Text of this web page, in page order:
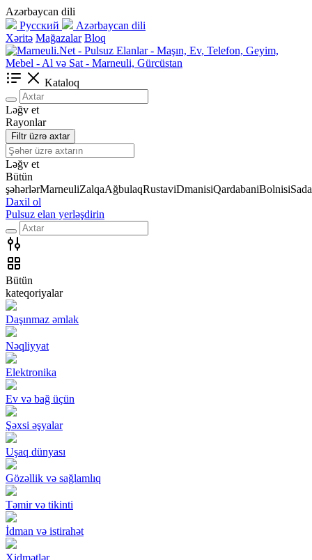
Azərbaycan dili
Русский
Azərbaycan dili
Xəritə Mağazalar Bloq
Kataloq
Ləğv et
Rayonlar
Filtr üzrə axtar
Ləğv et
Bütün
şəhərlərMarneuliZalqaAğbulaqRustaviDmanisiQardabaniBolnisi
Daxil ol
Pulsuz elan yerləşdirin
Bütün
kateqoriyalar
Daşınmaz əmlak
Nəqliyyat
Elektronika
Ev və bağ üçün
Şəxsi əşyalar
Uşaq dünyası
Gözəllik və sağlamlıq
Təmir və tikinti
İdman və istirahət
Xidmətlər